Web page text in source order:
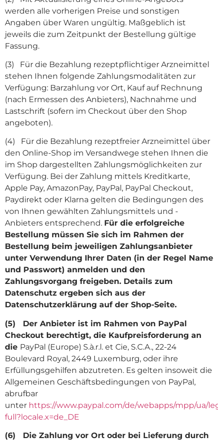
werden alle vorherigen Preise und sonstigen
Angaben über Waren ungültig. Maßgeblich ist
jeweils die zum Zeitpunkt der Bestellung gültige
Fassung.
(3) Für die Bezahlung rezeptpflichtiger Arzneimittel
stehen Ihnen folgende Zahlungsmodalitäten zur
Verfügung: Barzahlung vor Ort, Kauf auf Rechnung
(nach Ermessen des Anbieters), Nachnahme und
Lastschrift (sofern im Checkout über den Shop
angeboten).
(4) Für die Bezahlung rezeptfreier Arzneimittel über
den Online-Shop im Versandwege stehen Ihnen die
im Shop dargestellten Zahlungsmöglichkeiten zur
Verfügung. Bei der Zahlung mittels Kreditkarte,
Apple Pay, AmazonPay, PayPal, PayPal Checkout,
Paydirekt oder Klarna gelten die Bedingungen des
von Ihnen gewählten Zahlungsmittels und -
Anbieters entsprechend. Für die erfolgreiche
Bestellung müssen Sie sich im Rahmen der
Bestellung beim jeweiligen Zahlungsanbieter
unter Verwendung Ihrer Daten (in der Regel Name
und Passwort) anmelden und den
Zahlungsvorgang freigeben. Details zum
Datenschutz ergeben sich aus der
Datenschutzerklärung auf der Shop-Seite.
(5) Der Anbieter ist im Rahmen von PayPal
Checkout berechtigt, die Kaufpreisforderung an
die PayPal (Europe) S.à.r.l. et Cie, S.C.A., 22-24
Boulevard Royal, 2449 Luxemburg, oder ihre
Erfüllungsgehilfen abzutreten. Es gelten insoweit die
Allgemeinen Geschäftsbedingungen von PayPal,
abrufbar
unter https://www.paypal.com/de/webapps/mpp/ua/
full?locale.x=de_DE
(6) Die Zahlung vor Ort oder bei Lieferung durch